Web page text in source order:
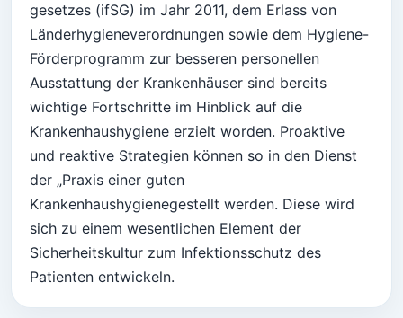
gesetzes (ifSG) im Jahr 2011, dem Erlass von
Länderhygieneverordnungen sowie dem Hygiene-
Förderprogramm zur besseren personellen
Ausstattung der Krankenhäuser sind bereits
wichtige Fortschritte im Hinblick auf die
Krankenhaushygiene erzielt worden. Proaktive
und reaktive Strategien können so in den Dienst
der „Praxis einer guten
Krankenhaushygienegestellt werden. Diese wird
sich zu einem wesentlichen Element der
Sicherheitskultur zum Infektionsschutz des
Patienten entwickeln.